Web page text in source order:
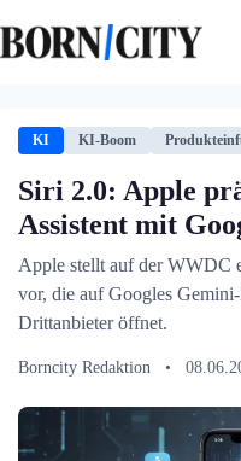
Inhalt
springen
KI KI-Boom
Siri 2.0: Apple
Assistent mit
Apple stellt auf der WWDC
vor, die auf Googles
Drittanbieter öffnet.
Borncity Redaktion •